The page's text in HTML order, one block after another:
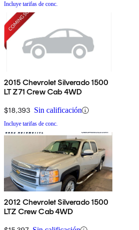
Incluye tarifas de conc.
2015 Chevrolet Silverado 1500
LT Z71 Crew Cab 4WD
$18,393 Sin calificación
Incluye tarifas de conc.
2012 Chevrolet Silverado 1500
LTZ Crew Cab 4WD